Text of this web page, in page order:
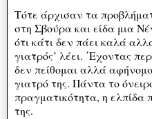
Τότε άρχισαν τα
στη Σβούρα και είδα μια
ότι κάτι δεν πάει καλά
γιατρός’ λέει. ΄Εχοντας
δεν πείθομαι αλλά
γιατρό της. Πάντα το
πραγματικότητα, η ελπίδα
της.